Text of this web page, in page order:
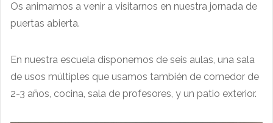
Os animamos a venir a visitarnos en nuestra jornada de
puertas abierta.
En nuestra escuela disponemos de seis aulas, una sala
de usos múltiples que usamos también de comedor de
2-3 años, cocina, sala de profesores, y un patio exterior.